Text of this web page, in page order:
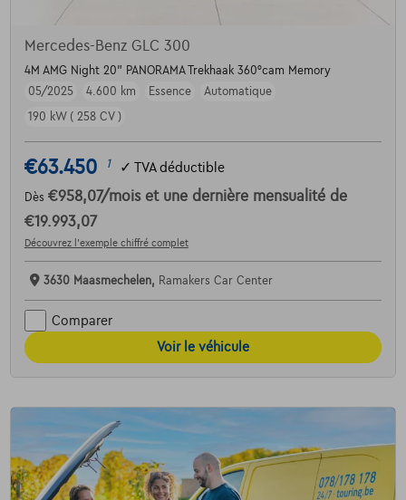
Mercedes-Benz GLC 300
4M AMG Night 20" PANORAMA Trekhaak 360°cam Memory
05/2025
4.600 km Essence
Automatique
190 kW ( 258 CV )
€63.450 1 ✓ TVA déductible
Dès €958,07/mois et une dernière mensualité de
€19.993,07
Découvrez l’exemple chiffré complet
3630 Maasmechelen, Ramakers Car Center
Comparer
Voir le véhicule